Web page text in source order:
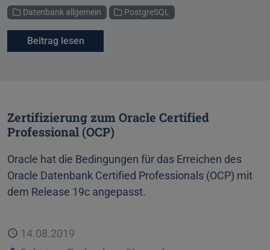
Kategorien
Datenbank allgemein PostgreSQL
Beitrag lesen
Zertifizierung zum Oracle Certified
Professional (OCP)
Oracle hat die Bedingungen für das Erreichen des
Oracle Datenbank Certified Professionals (OCP) mit
dem Release 19c angepasst.
Veröffentlicht
14.08.2019